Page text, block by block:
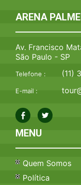
ARENA
Av. Francisco
São Paulo - SP
Telefone : (11)
E-mail :
MENU
Quem Somos
Política